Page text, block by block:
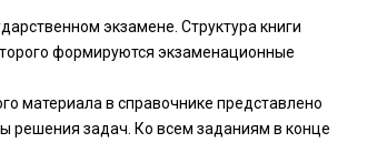
экзамене. Структура книги
формируются экзаменационные
материала в справочнике представлено
решения задач. Ко всем заданиям в конце